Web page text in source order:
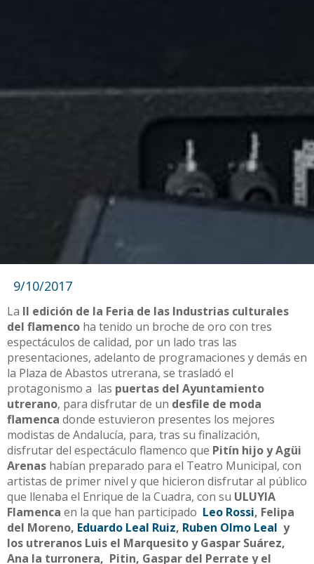
9/10/2017
La II edición de la Feria de las Industrias culturales
del flamenco ha tenido un broche de oro con tres
espectáculos de calidad, por un lado tras las
presentaciones, adelanto de programaciones y demás en
la Plaza de Abastos utrerana, se trasladó el
protagonismo a las puertas del Ayuntamiento
utrerano, para disfrutar de un desfile de moda
flamenca donde estuvieron presentes los mejores
modistas de Andalucía, para, tras su finalización,
disfrutar del espectáculo flamenco que Pitín hijo y Agüi
Arenas habían preparado para el Teatro Municipal, con
artistas de primer nivel y que hicieron disfrutar al público
que llenaba el Enrique de la Cuadra, con su ULUYIA
Flamenca en la que han participado Leo Rossi, Felipa
del Moreno, Eduardo Leal Ruiz, Ruben Olmo Leal y
los utreranos Luis el Marquesito y Gaspar Suárez,
Ana la turronera, Pitin, Gaspar del Perrate y el